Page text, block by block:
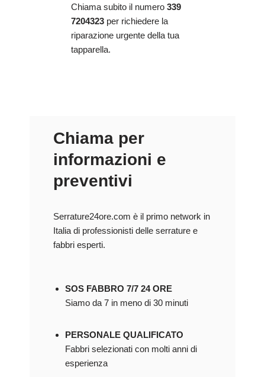
Chiama subito il numero 339
7204323 per richiedere la
riparazione urgente della tua
tapparella.
Chiama per
informazioni e
preventivi
Serrature24ore.com è il primo network in
Italia di professionisti delle serrature e
fabbri esperti.
SOS FABBRO 7/7 24 ORE
Siamo da 7 in meno di 30 minuti
PERSONALE QUALIFICATO
Fabbri selezionati con molti anni di
esperienza